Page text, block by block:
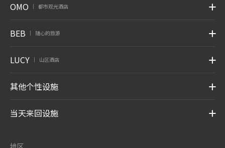
OMO 都市观光酒店
BEB 随心的旅游
LUCY 山区酒店
其他个性设施
当天来回设施
地区